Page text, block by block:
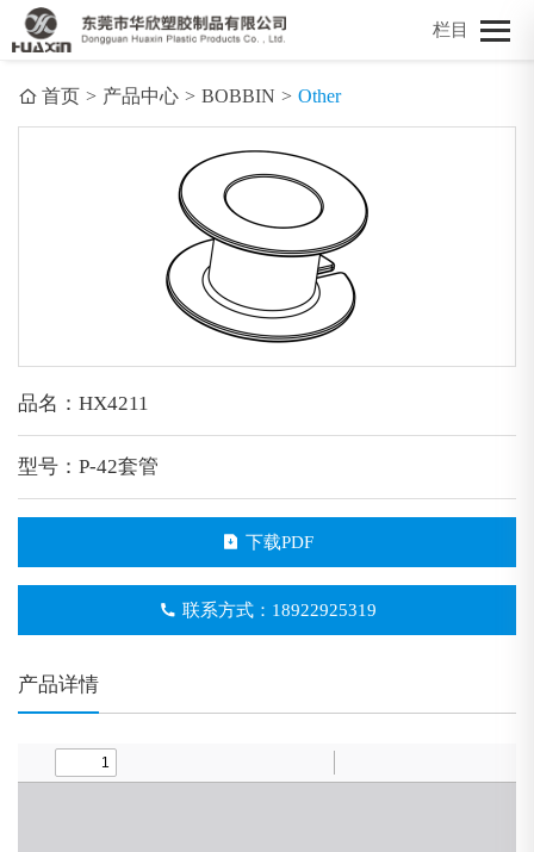
栏目
首页 > 产品中心 > BOBBIN > Other
品名：HX4211
型号：P-42套管
下载PDF
联系方式：18922925319
产品详情